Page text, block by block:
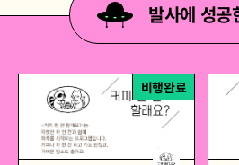
발사에 성공
비행완료